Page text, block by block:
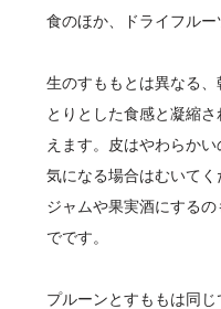
食のほか、ドライフルー
生のすももとは異なる
とりとした食感と凝縮
えます。皮はやわらかい
気になる場合はむいてく
ジャムや果実酒にする
でです。
プルーンとすももは同